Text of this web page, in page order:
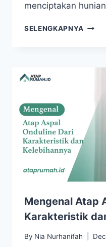
menciptakan
SELENGKAPNYA
Mengenal Atap
Karakteristik
By Nia Nurhanifah